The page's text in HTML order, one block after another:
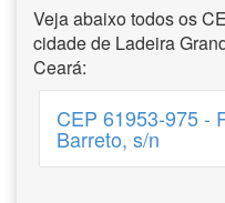
Veja abaixo todos os
cidade de Ladeira
Ceará:
CEP 61953-975 -
Barreto, s/n